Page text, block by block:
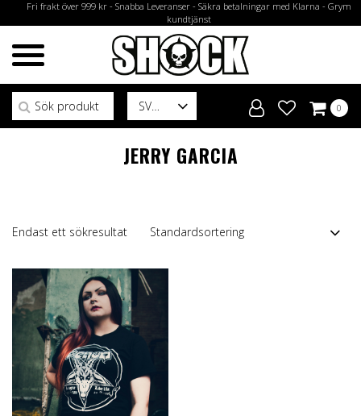
Fri frakt över 999 kr - Snabba Leveranser - Säkra betalningar med Klarna - Grym
kundtjänst
SV
Sök efter:
0
JERRY GARCIA
Endast ett sökresultat